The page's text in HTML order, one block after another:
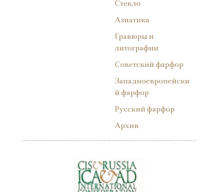
Стекло
Азиатика
Гравюры и
литографии
Советский фарфор
Западноевропейски
й фарфор
Русский фарфор
Архив